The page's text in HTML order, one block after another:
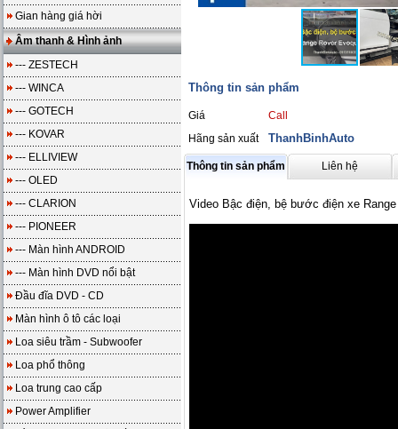
Gian hàng giá hời
Âm thanh & Hình ảnh
--- ZESTECH
--- WINCA
--- GOTECH
--- KOVAR
--- ELLIVIEW
--- OLED
--- CLARION
--- PIONEER
--- Màn hình ANDROID
--- Màn hình DVD nổi bật
Đầu đĩa DVD - CD
Màn hình ô tô các loại
Loa siêu trầm - Subwoofer
Loa phổ thông
Loa trung cao cấp
Power Amplifier
Thông tin sản phẩm
Giá
Call
Hãng sản xuất
ThanhBinhAuto
Thông tin sản phẩm Liên hệ
Video Bậc điện, bệ bước điện xe